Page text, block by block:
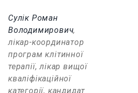
Сулік Роман
Володимирович,
лікар-координатор
програм клітинної
терапії, лікар вищої
кваліфікаційної
категорії, кандидат